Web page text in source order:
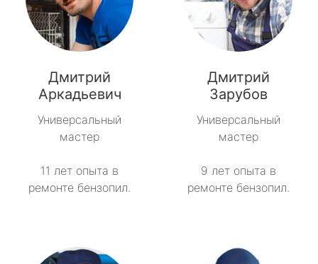
Дмитрий
Аркадьевич
Универсальный
мастер
11 лет опыта в
ремонте бензопил.
Дмитрий
Зарубов
Универсальный
мастер
9 лет опыта в
ремонте бензопил.